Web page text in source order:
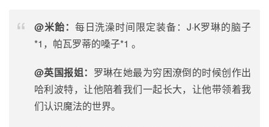
@米飴： 每日洗澡时间限定装备：J·K罗琳的脑子
*1，帕瓦罗蒂的嗓子*1 。
@英国报姐： 罗琳在她最为穷困潦倒的时候创作出
哈利波特，让他陪着我们一起长大，让他带领着我
们认识魔法的世界。